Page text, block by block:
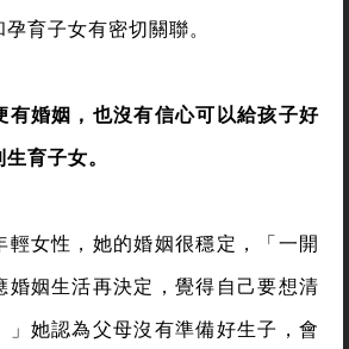
育子女有密切關聯。
有婚姻，也沒有信心可以給孩子好
育子女。
輕女性，她的婚姻很穩定，「一開
婚姻生活再決定，覺得自己要想清
」她認為父母沒有準備好生子，會